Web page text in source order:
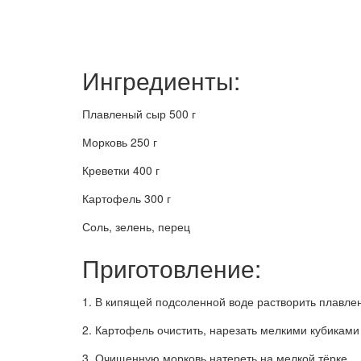
Ингредиенты:
Плавленый сыр 500 г
Морковь 250 г
Креветки 400 г
Картофель 300 г
Соль, зелень, перец
Приготовление:
1. В кипящей подсоленной воде растворить
2. Картофель очистить, нарезать мелкими